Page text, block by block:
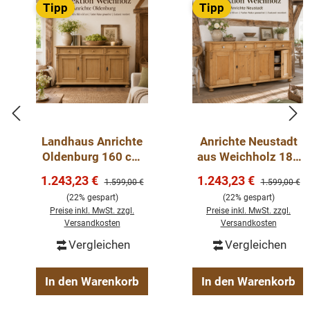
Tipp
Landhaus Anrichte
Oldenburg 160 cm
Sideboard
Kommode
Verkaufspreis:
1.243,23 € Regulärer Preis:
1.599,00 €
(22% gespart)
Preise inkl. MwSt. zzgl.
Versandkosten
Vergleichen
In den Warenkorb
Tipp
Anrichte Neustadt
aus Weichholz 180
Verkaufspreis:
1.243,23 € Regulärer
1.599,00 €
(22% gespart)
Preise inkl. MwSt. zzgl.
Versandkosten
Vergleichen
In den Warenkorb